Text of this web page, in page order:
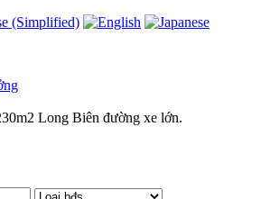
Long Biên đường xe lớn.